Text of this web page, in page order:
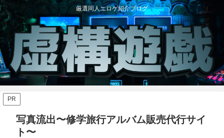
厳選同人エロゲ紹介ブログ
PR
写真流出〜修学旅行アルバム販売代行サイ
ト〜